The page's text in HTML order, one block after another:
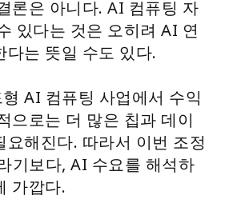
론은 아니다. AI 컴퓨팅 자
있다는 것은 오히려 AI 연
다는 뜻일 수도 있다.
AI 컴퓨팅 사업에서 수익
으로는 더 많은 칩과 데이
요해진다. 따라서 이번 조정
기보다, AI 수요를 해석하
가깝다.